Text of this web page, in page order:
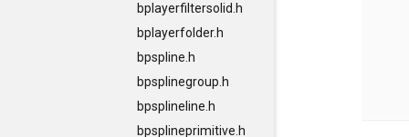
bplayerfiltersolid.h
bplayerfolder.h
bpspline.h
bpsplinegroup.h
bpsplineline.h
bpsplineprimitive.h